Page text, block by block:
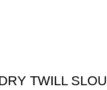
TWILL